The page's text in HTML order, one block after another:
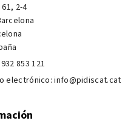
2-4
932 853 121
electrónico:info@pidiscat.cat